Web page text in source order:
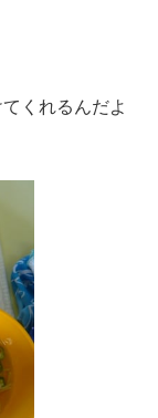
くれるんだよ